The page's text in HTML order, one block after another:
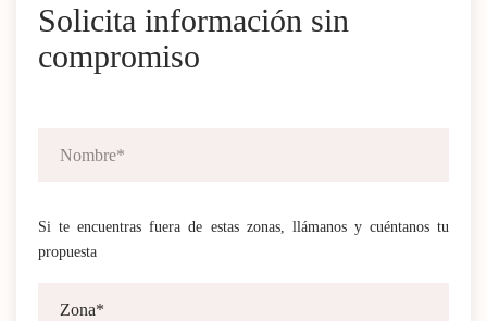
Solicita información sin
compromiso
Si te encuentras fuera de estas zonas, llámanos y cuéntanos tu
propuesta